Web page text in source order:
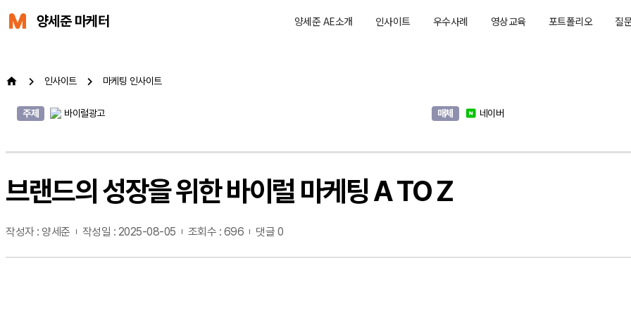
양세준 마케터 양세준 AE소개 인사이트 우수사례 영상교육 포트폴리오 질
인사이트 마케팅 인사이트
주제 바이럴광고 매체 네이버
브랜드의 성장을 위한 바이럴 마케팅 A TO Z
작성자 : 양세준 작성일 : 2025-08-05 조회수 : 696 댓글 0